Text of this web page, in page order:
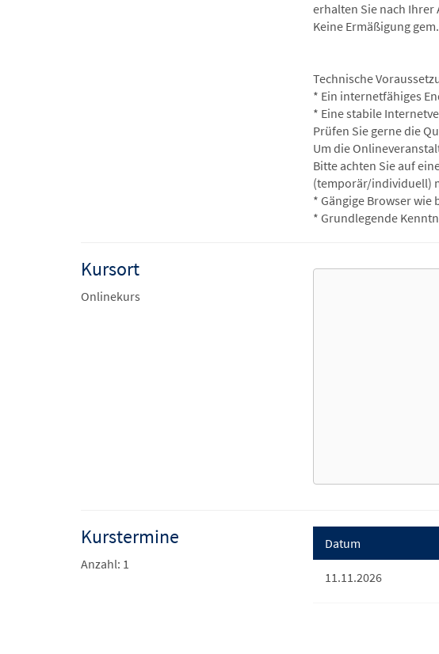
erhalten Sie nach Ihrer
Keine Ermäßigung
Technische
* Ein internetfähiges
* Eine stabile
Prüfen Sie gerne die
Um die
Bitte achten Sie auf
(temporär/individuell)
* Gängige Browser wie
* Grundlegende
Kursort
Onlinekurs
Kurstermine
Anzahl: 1
Datum
11.11.2026